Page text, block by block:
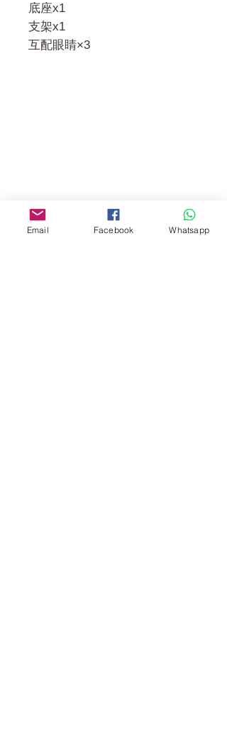
底座x1
支架x1
互配眼睛×3
Address:
Email Facebook Whatsapp